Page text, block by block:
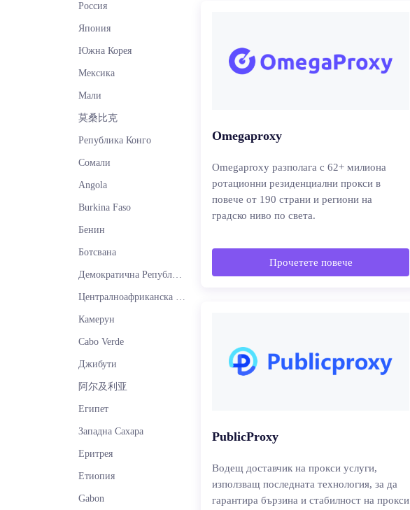
Россия
Япония
Южна Корея
Мексика
Мали
莫桑比克
Република Конго
Сомали
Angola
Burkina Faso
Бенин
Ботсвана
Демократична Република Конго Прокси
Централноафриканска република
Камерун
Cabo Verde
Джибути
阿尔及利亚
Египет
Западна Сахара
Еритрея
Етиопия
Gabon
Omegaproxy
Omegaproxy разполага с 62+ милиона
ротационни резиденциални прокси в
повече от 190 страни и региони на
градско ниво по света.
Прочетете повече
PublicProxy
Водещ доставчик на прокси услуги,
използващ последната технология, за да
гарантира бързина и стабилност на прокси